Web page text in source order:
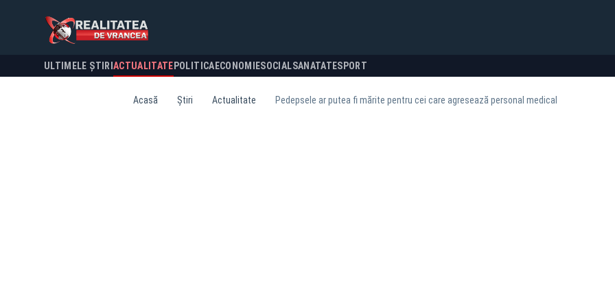
ULTIMELE ȘTIRI ACTUALITATE POLITICA ECONOMIESOCIALSANATATESPORT
Acasă Știri Actualitate Pedepsele ar putea fi mărite pentru cei care agresează personal medical